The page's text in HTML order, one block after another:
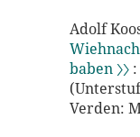
Adolf
baben 〉〉
Verden: